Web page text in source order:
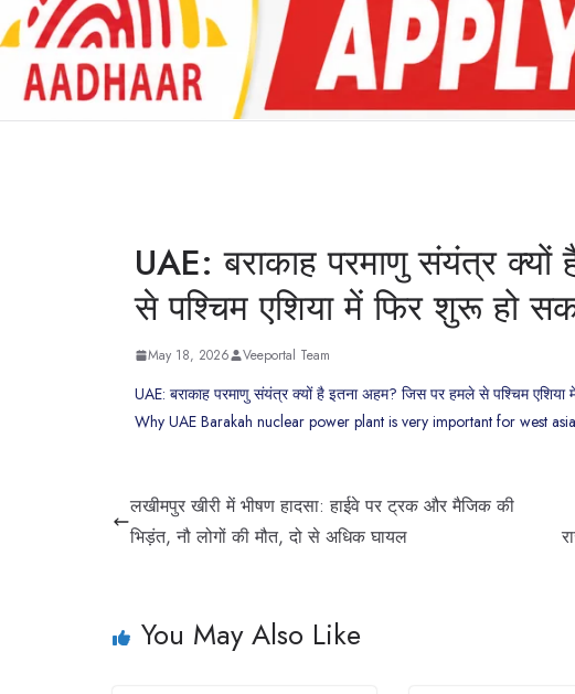
UAE: बराकाह परमाणु संयंत्र
से पश्चिम एशिया में फिर शुरू हो
May 18, 2026 Veeportal Team
UAE: बराकाह परमाणु संयंत्र क्यों है इतना अहम? जिस पर हमले से पश्चिम एशिया
Why UAE Barakah nuclear power plant is very important for west
लखीमपुर खीरी में भीषण हादसा: हाईवे पर ट्रक और मैजिक की
भिड़ंत, नौ लोगों की मौत, दो से अधिक घायल
You May Also Like